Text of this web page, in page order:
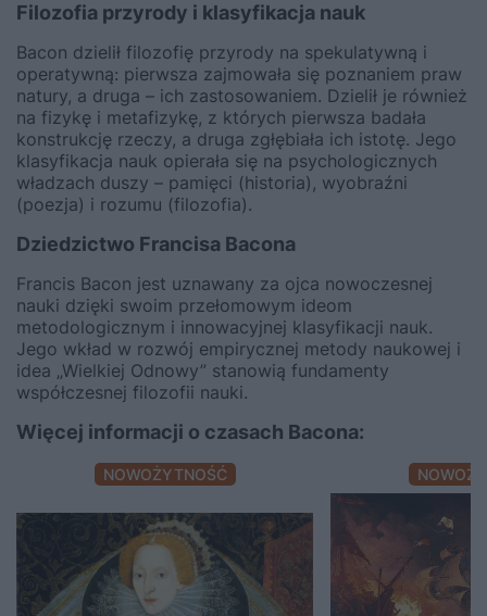
Filozofia przyrody i klasyfikacja nauk
Bacon dzielił filozofię przyrody na spekulatywną i
operatywną: pierwsza zajmowała się poznaniem praw
natury, a druga – ich zastosowaniem. Dzielił je również
na fizykę i metafizykę, z których pierwsza badała
konstrukcję rzeczy, a druga zgłębiała ich istotę. Jego
klasyfikacja nauk opierała się na psychologicznych
władzach duszy – pamięci (historia), wyobraźni
(poezja) i rozumu (filozofia).
Dziedzictwo Francisa Bacona
Francis Bacon jest uznawany za ojca nowoczesnej
nauki dzięki swoim przełomowym ideom
metodologicznym i innowacyjnej klasyfikacji nauk.
Jego wkład w rozwój empirycznej metody naukowej i
idea „Wielkiej Odnowy” stanowią fundamenty
współczesnej filozofii nauki.
Więcej informacji o czasach Bacona:
NOWOŻYTNOŚĆ